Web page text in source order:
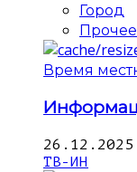
Город
Прочее
Время
26.12.2025
ТВ-ИН